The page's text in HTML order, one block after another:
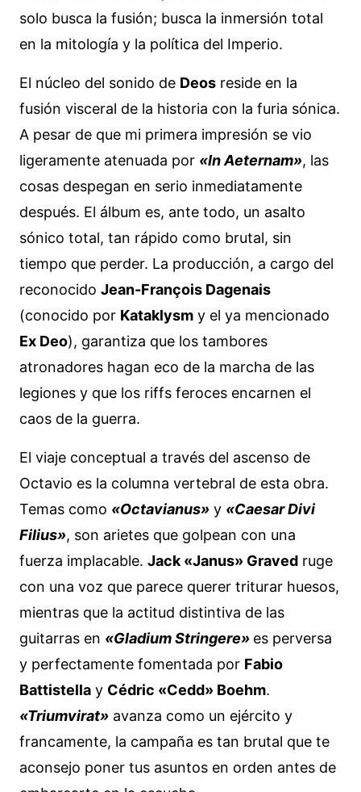
solo busca la fusión; busca la inmersión total
en la mitología y la política del Imperio.
El núcleo del sonido de Deos reside en la
fusión visceral de la historia con la furia sónica.
A pesar de que mi primera impresión se vio
ligeramente atenuada por «In Aeternam», las
cosas despegan en serio inmediatamente
después. El álbum es, ante todo, un asalto
sónico total, tan rápido como brutal, sin
tiempo que perder. La producción, a cargo del
reconocido Jean-François Dagenais
(conocido por Kataklysm y el ya mencionado
Ex Deo), garantiza que los tambores
atronadores hagan eco de la marcha de las
legiones y que los riffs feroces encarnen el
caos de la guerra.
El viaje conceptual a través del ascenso de
Octavio es la columna vertebral de esta obra.
Temas como «Octavianus» y «Caesar Divi
Filius», son arietes que golpean con una
fuerza implacable. Jack «Janus» Graved ruge
con una voz que parece querer triturar huesos,
mientras que la actitud distintiva de las
guitarras en «Gladium Stringere» es perversa
y perfectamente fomentada por Fabio
Battistella y Cédric «Cedd» Boehm.
«Triumvirat» avanza como un ejército y
francamente, la campaña es tan brutal que te
aconsejo poner tus asuntos en orden antes de